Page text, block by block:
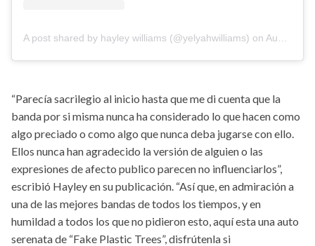
A post shared by hayley williams (@yelyahwilliams) on Aug 7, 2020 at 11:44am PDT
“Parecía sacrilegio al inicio hasta que me di cuenta que la
banda por si misma nunca ha considerado lo que hacen como
algo preciado o como algo que nunca deba jugarse con ello.
Ellos nunca han agradecido la versión de alguien o las
expresiones de afecto publico parecen no influenciarlos”,
escribió Hayley en su publicación. “Así que, en admiración a
una de las mejores bandas de todos los tiempos, y en
humildad a todos los que no pidieron esto, aquí esta una auto
serenata de “Fake Plastic Trees”, disfrútenla si